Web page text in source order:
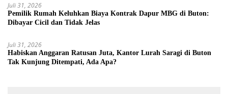
Juli 31, 2026
Pemilik Rumah Keluhkan Biaya Kontrak Dapur MBG di Buton:
Dibayar Cicil dan Tidak Jelas
Juli 31, 2026
Habiskan Anggaran Ratusan Juta, Kantor Lurah Saragi di Buton
Tak Kunjung Ditempati, Ada Apa?